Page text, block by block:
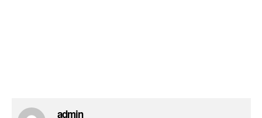
admin